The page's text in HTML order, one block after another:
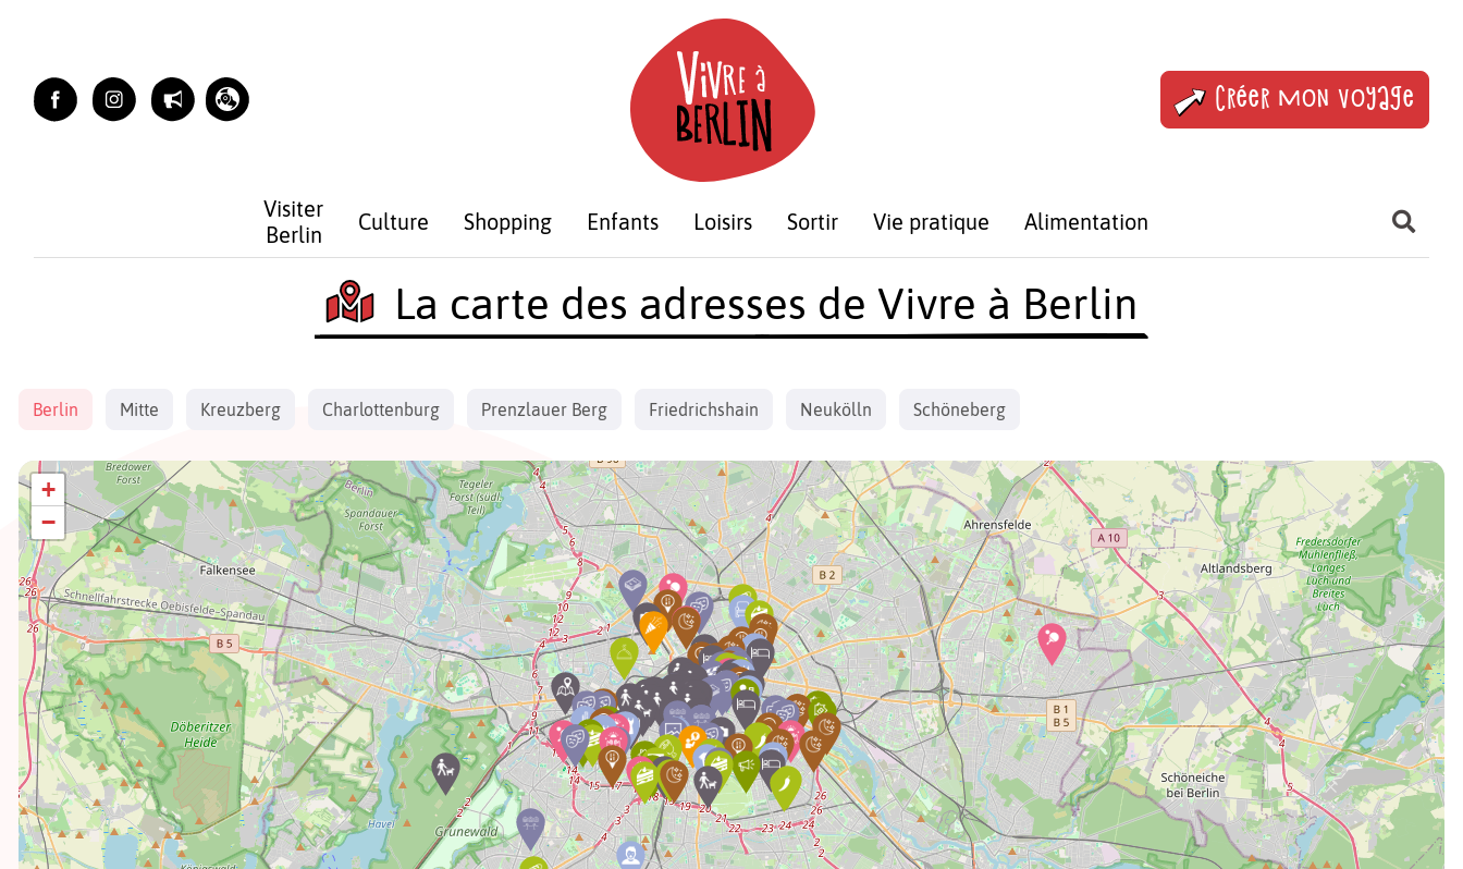
Créer mon voyage
Visiter
Berlin
Culture Shopping Enfants Loisirs Sortir Vie pratique Alimentation
La carte des adresses de Vivre à Berlin
Berlin Mitte Kreuzberg Charlottenburg Prenzlauer Berg Friedrichshain Neukölln Schöneberg
+
−